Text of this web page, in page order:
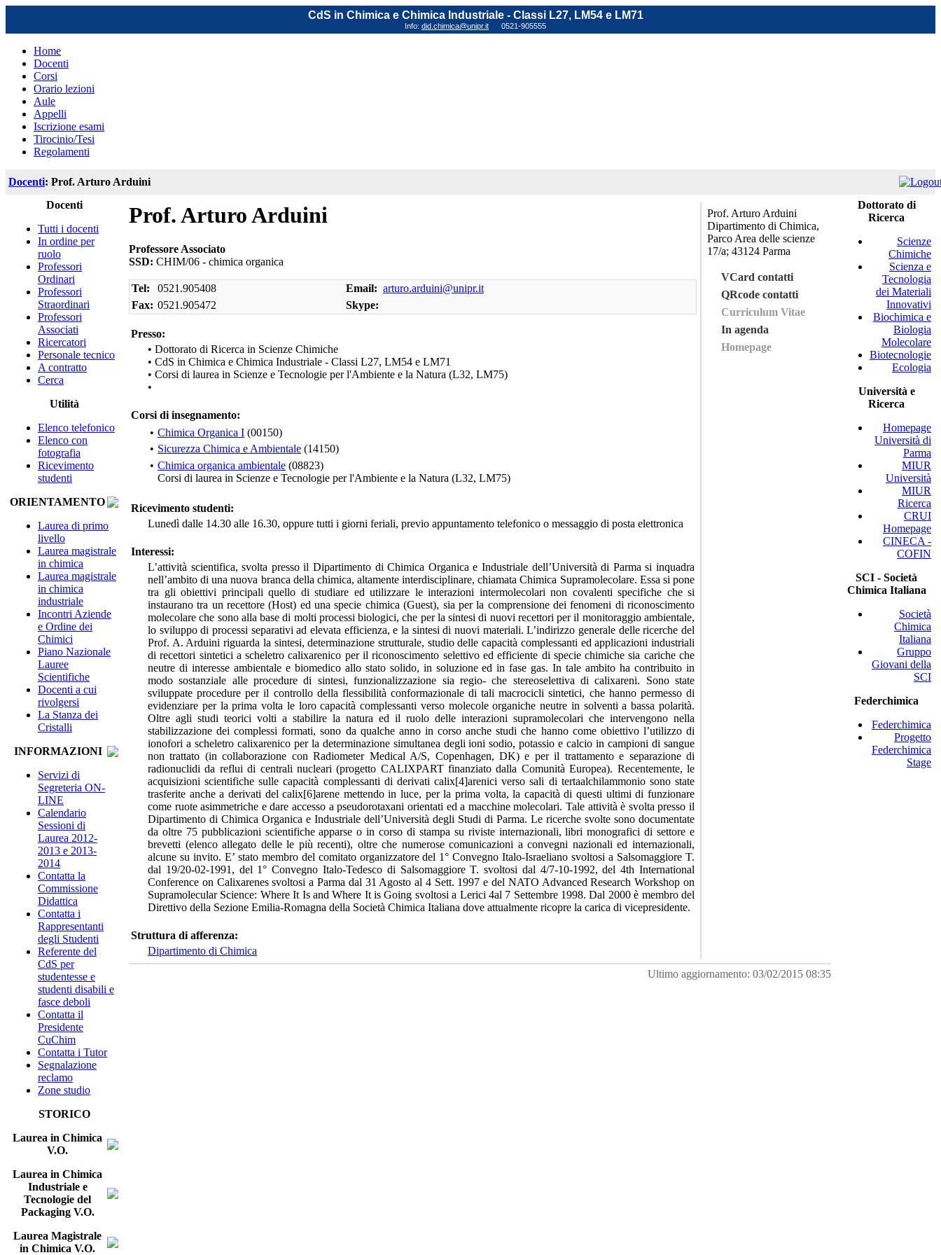
CdS in Chimica e Chimica Industriale - Classi L27, LM54 e LM71
Info: did.chimica@unipr.it 0521-905555
Home
Docenti
Corsi
Orario lezioni
Aule
Appelli
Iscrizione esami
Tirocinio/Tesi
Regolamenti
Docenti: Prof. Arturo Arduini
Docenti
Tutti i docenti
In ordine per
ruolo
Professori
Ordinari
Professori
Straordinari
Professori
Associati
Ricercatori
Personale tecnico
A contratto
Cerca
Utilità
Elenco telefonico
Elenco con
fotografia
Ricevimento
studenti
ORIENTAMENTO
Laurea di primo
livello
Laurea magistrale
in chimica
Laurea magistrale
in chimica
industriale
Incontri Aziende
e Ordine dei
Chimici
Piano Nazionale
Lauree
Scientifiche
Docenti a cui
rivolgersi
La Stanza dei
Cristalli
INFORMAZIONI
Servizi di
Segreteria ON-
LINE
Calendario
Sessioni di
Laurea 2012-
2013 e 2013-
2014
Contatta la
Commissione
Didattica
Contatta i
Rappresentanti
degli Studenti
Referente del
CdS per
studentesse e
studenti disabili e
fasce deboli
Contatta il
Presidente
CuChim
Contatta i Tutor
Segnalazione
reclamo
Zone studio
STORICO
Laurea in Chimica
V.O.
Laurea in Chimica
Industriale e
Tecnologie del
Packaging V.O.
Laurea Magistrale
in Chimica V.O.
Prof. Arturo Arduini
Professore Associato
SSD: CHIM/06 - chimica organica
Tel: 0521.905408 Email: arturo.arduini@unipr.it
Fax: 0521.905472 Skype:
Presso:
• Dottorato di Ricerca in Scienze Chimiche
• CdS in Chimica e Chimica Industriale - Classi L27, LM54 e LM71
• Corsi di laurea in Scienze e Tecnologie per l'Ambiente e la Natura (L32, LM75)
•
Corsi di insegnamento:
• Chimica Organica I (00150)
• Sicurezza Chimica e Ambientale (14150)
• Chimica organica ambientale (08823)
Corsi di laurea in Scienze e Tecnologie per l'Ambiente e la Natura (L32, LM75)
Ricevimento studenti:
Lunedì dalle 14.30 alle 16.30, oppure tutti i giorni feriali, previo appuntamento telefonico o messaggio di posta elettronica
Interessi:
L’attività scientifica, svolta presso il Dipartimento di Chimica Organica e Industriale dell’Università di Parma si inquadra
nell’ambito di una nuova branca della chimica, altamente interdisciplinare, chiamata Chimica Supramolecolare. Essa si pone
tra gli obiettivi principali quello di studiare ed utilizzare le interazioni intermolecolari non covalenti specifiche che si
instaurano tra un recettore (Host) ed una specie chimica (Guest), sia per la comprensione dei fenomeni di riconoscimento
molecolare che sono alla base di molti processi biologici, che per la sintesi di nuovi recettori per il monitoraggio ambientale,
lo sviluppo di processi separativi ad elevata efficienza, e la sintesi di nuovi materiali. L’indirizzo generale delle ricerche del
Prof. A. Arduini riguarda la sintesi, determinazione strutturale, studio delle capacità complessanti ed applicazioni industriali
di recettori sintetici a scheletro calixarenico per il riconoscimento selettivo ed efficiente di specie chimiche sia cariche che
neutre di interesse ambientale e biomedico allo stato solido, in soluzione ed in fase gas. In tale ambito ha contribuito in
modo sostanziale alle procedure di sintesi, funzionalizzazione sia regio- che stereoselettiva di calixareni. Sono state
sviluppate procedure per il controllo della flessibilità conformazionale di tali macrocicli sintetici, che hanno permesso di
evidenziare per la prima volta le loro capacità complessanti verso molecole organiche neutre in solventi a bassa polarità.
Oltre agli studi teorici volti a stabilire la natura ed il ruolo delle interazioni supramolecolari che intervengono nella
stabilizzazione dei complessi formati, sono da qualche anno in corso anche studi che hanno come obiettivo l’utilizzo di
ionofori a scheletro calixarenico per la determinazione simultanea degli ioni sodio, potassio e calcio in campioni di sangue
non trattato (in collaborazione con Radiometer Medical A/S, Copenhagen, DK) e per il trattamento e separazione di
radionuclidi da reflui di centrali nucleari (progetto CALIXPART finanziato dalla Comunità Europea). Recentemente, le
acquisizioni scientifiche sulle capacità complessanti di derivati calix[4]arenici verso sali di tertaalchilammonio sono state
trasferite anche a derivati del calix[6]arene mettendo in luce, per la prima volta, la capacità di questi ultimi di funzionare
come ruote asimmetriche e dare accesso a pseudorotaxani orientati ed a macchine molecolari. Tale attività è svolta presso il
Dipartimento di Chimica Organica e Industriale dell’Università degli Studi di Parma. Le ricerche svolte sono documentate
da oltre 75 pubblicazioni scientifiche apparse o in corso di stampa su riviste internazionali, libri monografici di settore e
brevetti (elenco allegato delle le più recenti), oltre che numerose comunicazioni a convegni nazionali ed internazionali,
alcune su invito. E’ stato membro del comitato organizzatore del 1° Convegno Italo-Israeliano svoltosi a Salsomaggiore T.
dal 19/20-02-1991, del 1° Convegno Italo-Tedesco di Salsomaggiore T. svoltosi dal 4/7-10-1992, del 4th International
Conference on Calixarenes svoltosi a Parma dal 31 Agosto al 4 Sett. 1997 e del NATO Advanced Research Workshop on
Supramolecular Science: Where It Is and Where It is Going svoltosi a Lerici 4al 7 Settembre 1998. Dal 2000 è membro del
Direttivo della Sezione Emilia-Romagna della Società Chimica Italiana dove attualmente ricopre la carica di vicepresidente.
Struttura di afferenza:
Dipartimento di Chimica
Prof. Arturo Arduini
Dipartimento di Chimica,
Parco Area delle scienze
17/a; 43124 Parma
VCard contatti
QRcode contatti
Curriculum Vitae
In agenda
Homepage
Ultimo aggiornamento: 03/02/2015 08:35
Dottorato di
Ricerca
Scienze
Chimiche
Scienza e
Tecnologia
dei Materiali
Innovativi
Biochimica e
Biologia
Molecolare
Biotecnologie
Ecologia
Università e
Ricerca
Homepage
Università di
Parma
MIUR
Università
MIUR
Ricerca
CRUI
Homepage
CINECA -
COFIN
SCI - Società
Chimica Italiana
Società
Chimica
Italiana
Gruppo
Giovani della
SCI
Federchimica
Federchimica
Progetto
Federchimica
Stage